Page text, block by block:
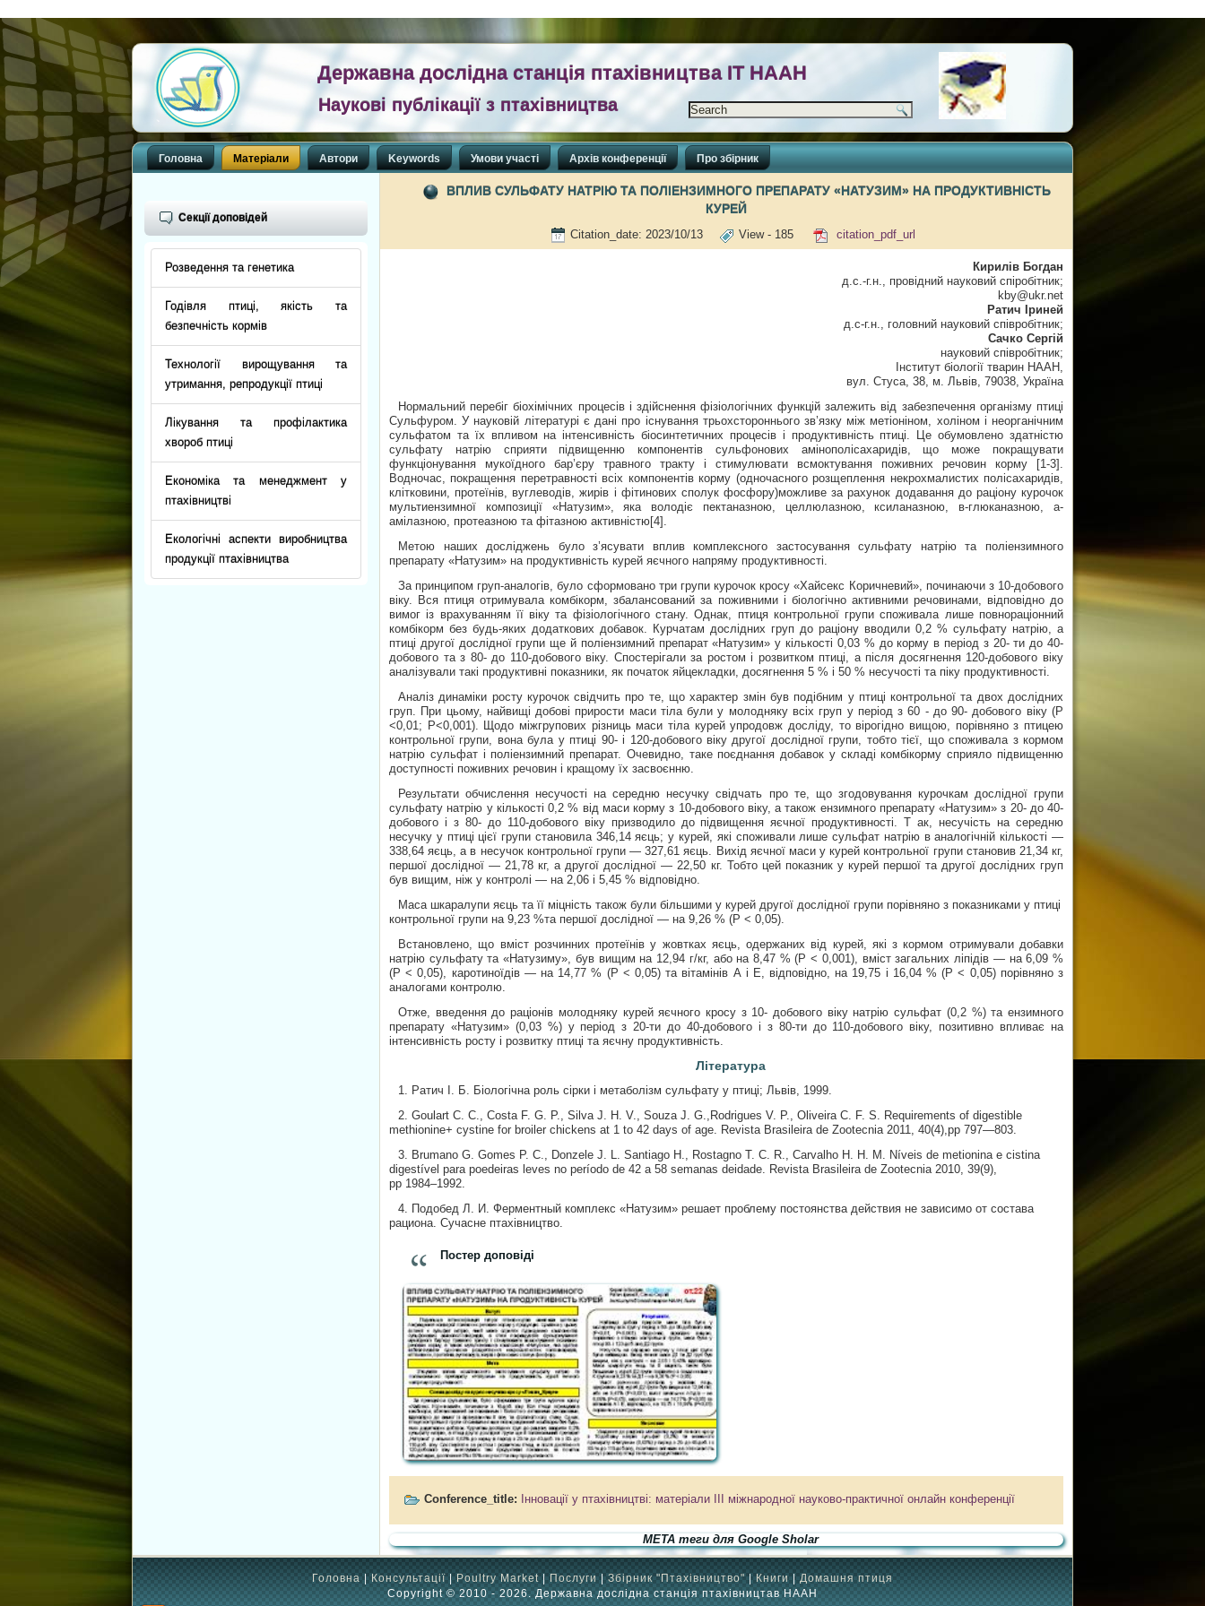
Державна дослідна станція птахівництва ІТ НААН
Наукові публікації з птахівництва
Головна Матеріали Автори Keywords Умови участі Архів конференції Про збірник
Секції доповідей
Розведення та генетика
Годівля птиці, якість та
безпечність кормів
Технології вирощування та
утримання, репродукції птиці
Лікування та профілактика
хвороб птиці
Економіка та менеджмент у
птахівництві
Екологічні аспекти виробництва
продукції птахівництва
ВПЛИВ СУЛЬФАТУ НАТРІЮ ТА ПОЛІЕНЗИМНОГО ПРЕПАРАТУ «НАТУЗИМ» НА ПРОДУКТИВНІСТЬ
КУРЕЙ
Citation_date: 2023/10/13 View - 185 citation_pdf_url
Кирилів Богдан
д.с.-г.н., провідний науковий спіробітник;
kby@ukr.net
Ратич Іриней
д.с-г.н., головний науковий співробітник;
Сачко Сергій
науковий співробітник;
Інститут біології тварин НААН,
вул. Стуса, 38, м. Львів, 79038, Україна
Нормальний перебіг біохімічних процесів і здійснення фізіологічних функцій залежить від забезпечення організму птиці
Сульфуром. У науковій літературі є дані про існування трьохстороннього зв’язку між метіоніном, холіном і неорганічним
сульфатом та їх впливом на інтенсивність біосинтетичних процесів і продуктивність птиці. Це обумовлено здатністю
сульфату натрію сприяти підвищенню компонентів сульфонових амінополісахаридів, що може покращувати
функціонування мукоїдного бар’єру травного тракту і стимулювати всмоктування поживних речовин корму [1-3].
Водночас, покращення перетравності всіх компонентів корму (одночасного розщеплення некрохмалистих полісахаридів,
клітковини, протеїнів, вуглеводів, жирів і фітинових сполук фосфору)можливе за рахунок додавання до раціону курочок
мультиензимної композиції «Натузим», яка володіє пектаназною, целлюлазною, ксиланазною, в-глюканазною, а-
амілазною, протеазною та фітазною активністю[4].
Метою наших досліджень було з’ясувати вплив комплексного застосування сульфату натрію та поліензимного
препарату «Натузим» на продуктивність курей яєчного напряму продуктивності.
За принципом груп-аналогів, було сформовано три групи курочок кросу «Хайсекс Коричневий», починаючи з 10-добового
віку. Вся птиця отримувала комбікорм, збалансований за поживними і біологічно активними речовинами, відповідно до
вимог із врахуванням її віку та фізіологічного стану. Однак, птиця контрольної групи споживала лише повнораціонний
комбікорм без будь-яких додаткових добавок. Курчатам дослідних груп до раціону вводили 0,2 % сульфату натрію, а
птиці другої дослідної групи ще й поліензимний препарат «Натузим» у кількості 0,03 % до корму в період з 20- ти до 40-
добового та з 80- до 110-добового віку. Спостерігали за ростом і розвитком птиці, а після досягнення 120-добового віку
аналізували такі продуктивні показники, як початок яйцекладки, досягнення 5 % і 50 % несучості та піку продуктивності.
Аналіз динаміки росту курочок свідчить про те, що характер змін був подібним у птиці контрольної та двох дослідних
груп. При цьому, найвищі добові прирости маси тіла були у молодняку всіх груп у період з 60 - до 90- добового віку (Р
<0,01; Р<0,001). Щодо міжгрупових різниць маси тіла курей упродовж досліду, то вірогідно вищою, порівняно з птицею
контрольної групи, вона була у птиці 90- і 120-добового віку другої дослідної групи, тобто тієї, що споживала з кормом
натрію сульфат і поліензимний препарат. Очевидно, таке поєднання добавок у складі комбікорму сприяло підвищенню
доступності поживних речовин і кращому їх засвоєнню.
Результати обчислення несучості на середню несучку свідчать про те, що згодовування курочкам дослідної групи
сульфату натрію у кількості 0,2 % від маси корму з 10-добового віку, а також ензимного препарату «Натузим» з 20- до 40-
добового і з 80- до 110-добового віку призводило до підвищення яєчної продуктивності. Т ак, несучість на середню
несучку у птиці цієї групи становила 346,14 яєць; у курей, які споживали лише сульфат натрію в аналогічній кількості —
338,64 яєць, а в несучок контрольної групи — 327,61 яєць. Вихід яєчної маси у курей контрольної групи становив 21,34 кг,
першої дослідної — 21,78 кг, а другої дослідної — 22,50 кг. Тобто цей показник у курей першої та другої дослідних груп
був вищим, ніж у контролі — на 2,06 і 5,45 % відповідно.
Маса шкаралупи яєць та її міцність також були більшими у курей другої дослідної групи порівняно з показниками у птиці
контрольної групи на 9,23 %та першої дослідної — на 9,26 % (Р < 0,05).
Встановлено, що вміст розчинних протеїнів у жовтках яєць, одержаних від курей, які з кормом отримували добавки
натрію сульфату та «Натузиму», був вищим на 12,94 г/кг, або на 8,47 % (Р < 0,001), вміст загальних ліпідів — на 6,09 %
(Р < 0,05), каротиноїдів — на 14,77 % (Р < 0,05) та вітамінів А і Е, відповідно, на 19,75 і 16,04 % (Р < 0,05) порівняно з
аналогами контролю.
Отже, введення до раціонів молодняку курей яєчного кросу з 10- добового віку натрію сульфат (0,2 %) та ензимного
препарату «Натузим» (0,03 %) у період з 20-ти до 40-добового і з 80-ти до 110-добового віку, позитивно впливає на
інтенсивність росту і розвитку птиці та яєчну продуктивність.
Література
1. Ратич І. Б. Біологічна роль сірки і метаболізм сульфату у птиці; Львів, 1999.
2. Goulart C. C., Costa F. G. P., Silva J. H. V., Souza J. G.,Rodrigues V. P., Oliveira C. F. S. Requirements of digestible
methionine+ cystine for broiler chickens at 1 to 42 days of age. Revista Brasileira de Zootecnia 2011, 40(4),рр 797—803.
3. Brumano G. Gomes P. C., Donzele J. L. Santiago H., Rostagno T. C. R., Carvalho H. H. M. Níveis de metionina e cistina
digestível para poedeiras leves no período de 42 a 58 semanas deidade. Revista Brasileira de Zootecnia 2010, 39(9),
рр 1984‒1992.
4. Подобед Л. И. Ферментный комплекс «Натузим» решает проблему постоянства действия не зависимо от состава
рациона. Сучасне птахівництво.
Постер доповіді
Conference_title: Інновації у птахівництві: матеріали ІII міжнародної науково-практичної онлайн конференції
META теги для Google Sholar
Головна Консультації Poultry Market Послуги Збірник "Птахівництво" Книги
Домашня птиця
Copyright © 2010 - 2026. Державна дослідна станція птахівництав НААН